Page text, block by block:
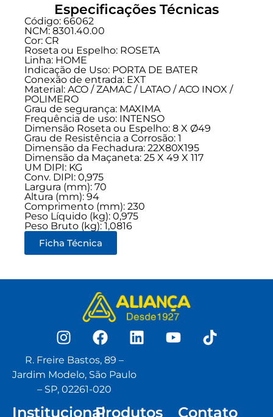
Especificações Técnicas
Código: 66062
NCM: 8301.40.00
Cor: CR
Roseta ou Espelho: ROSETA
Linha: HOME
Indicação de Uso: PORTA DE BATER
Conexão de entrada: EXT
Material: ACO / ZAMAC / LATAO / ACO INOX /
POLIMERO
Grau de segurança: MAXIMA
Frequência de uso: INTENSO
Dimensão Roseta ou Espelho: 8 X Ø49
Grau de Resistência a Corrosão: 1
Dimensão da Fechadura: 22X80X195
Dimensão da Maçaneta: 25 X 49 X 117
UM DIPI: KG
Conv. DIPI: 0,975
Largura (mm): 70
Altura (mm): 94
Comprimento (mm): 230
Peso Líquido (kg): 0,975
Peso Bruto (kg): 1,0816
Ficha Técnica
R. Freire Bastos, 89 –
Jardim Modelo, São Paulo
– SP, 02261-020
InstitucionalProdutos Contato